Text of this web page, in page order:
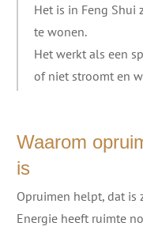
Het is in Feng Shui
te wonen.
Het werkt als een
of niet stroomt en
Waarom
is
Opruimen helpt, dat is
Energie heeft ruimte